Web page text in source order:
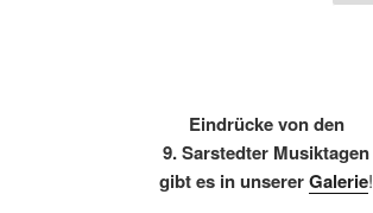
Eindrücke von den
9. Sarstedter Musiktagen
gibt es in unsererGalerie!